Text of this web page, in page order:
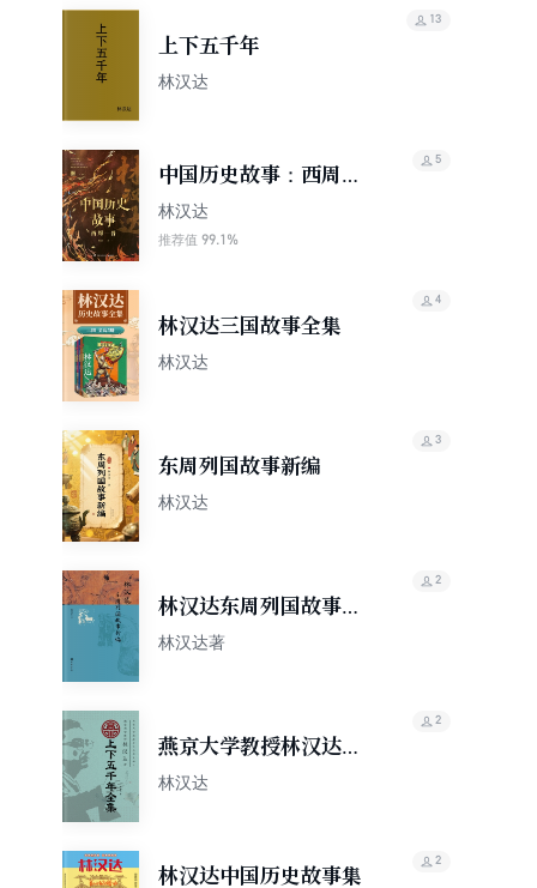
上下五千年
林汉达
13
中国历史故事：西周
——晋
林汉达
推荐值 99.1%
5
林汉达三国故事全集
林汉达
4
东周列国故事新编
林汉达
3
林汉达东周列国故事新
编
林汉达著
2
燕京大学教授林汉达讲
上下五千年全集
林汉达
2
林汉达中国历史故事集
2